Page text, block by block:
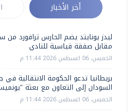
أخر الأخبار
ليدز يونايتد يضم الحارس ترافورد من
مقابل صفقة قياسية للنادي
الخميس، 06 اغسطس 2026 11:44 م
بريطانيا تدعو الحكومة الانتقالية في
السودان إلى التعاون مع بعثة
الخميس، 06 اغسطس 2026 11:44 م